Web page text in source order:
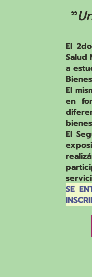
"
El
Salud
a
El
en
El
SE